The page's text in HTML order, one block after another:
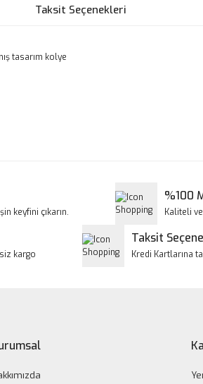
Taksit Seçenekleri
tasarım kolye
keyfini çıkarın.
%100
Kaliteli
kargo
Taksit
Kredi Kartlarına